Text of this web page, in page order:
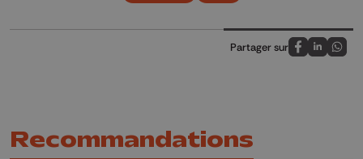
Partager sur
Partagez sur
Partagez
Recommandations